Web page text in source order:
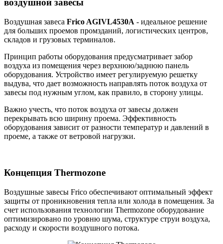
воздушной завесы
Воздушная завеса Frico AGIVL4530A - идеальное решение
для больших проемов промзданий, логистических центров,
складов и грузовых терминалов.
Принцип работы оборудования предусматривает забор
воздуха из помещения через верхнюю/заднюю панель
оборудования. Устройство имеет регулируемую решетку
выдува, что дает возможность направлять поток воздуха от
завесы под нужным углом, как правило, в сторону улицы.
Важно учесть, что поток воздуха от завесы должен
перекрывать всю ширину проема. Эффективность
оборудования зависит от разности температур и давлений в
проеме, а также от ветровой нагрузки.
Концепция Thermozone
Воздушные завесы Frico обеспечивают оптимальный эффект
защиты от проникновения тепла или холода в помещения. За
счет использования технологии Thermozone оборудование
оптимизировано по уровню шума, структуре струи воздуха,
расходу и скорости воздушного потока.